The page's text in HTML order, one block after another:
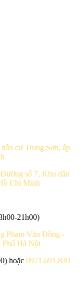
cư Trung Sơn, ấp
số 7, Khu dân
Chí Minh
21h00)
Phạm Văn Đồng -
Hà Nội
hoặc 0971.691.839